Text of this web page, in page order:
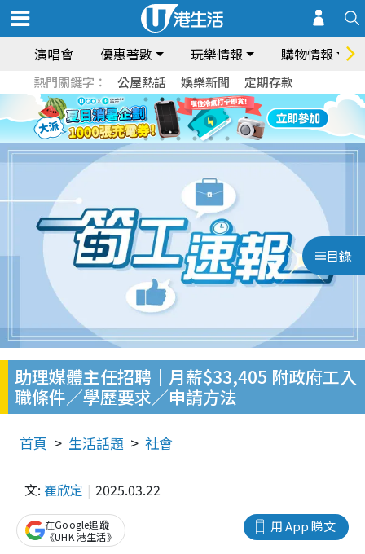
演唱會 優惠著數 玩樂情報 購物情報
熱門關鍵字： 公屋熱話 娛樂新聞 定期存款
目錄
助理媒體主任招聘｜月薪$33,405 附政府工入
職條件／學歷要求／申請方法
首頁 生活話題 社會
文: 崔欣定 2025.03.22
用 App 睇文
在Google追蹤
《UHK 港生活》